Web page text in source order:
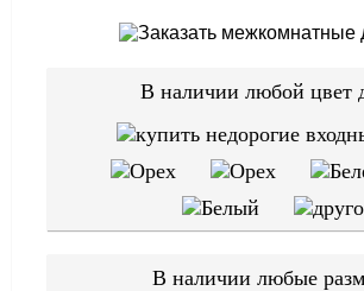
В наличии любой цвет
В наличии любые